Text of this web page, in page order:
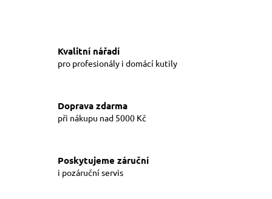
Kvalitní nářadí
pro profesionály i domácí kutily
Doprava zdarma
při nákupu nad 5000 Kč
Poskytujeme záruční
i pozáruční servis